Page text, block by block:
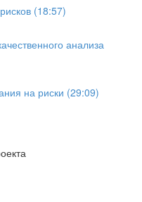
(18:57)
анализа
на риски (29:09)